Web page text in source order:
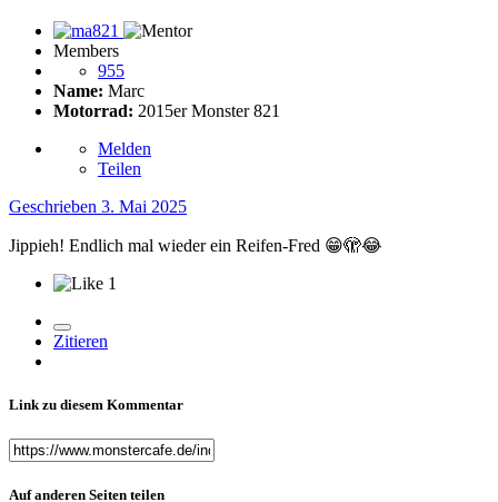
Members
955
Name: Marc
Motorrad: 2015er Monster 821
Melden
Teilen
Geschrieben 3. Mai 2025
Jippieh! Endlich mal wieder ein Reifen-Fred 😁🫣😂
1
Zitieren
Link zu diesem Kommentar
Auf anderen Seiten teilen